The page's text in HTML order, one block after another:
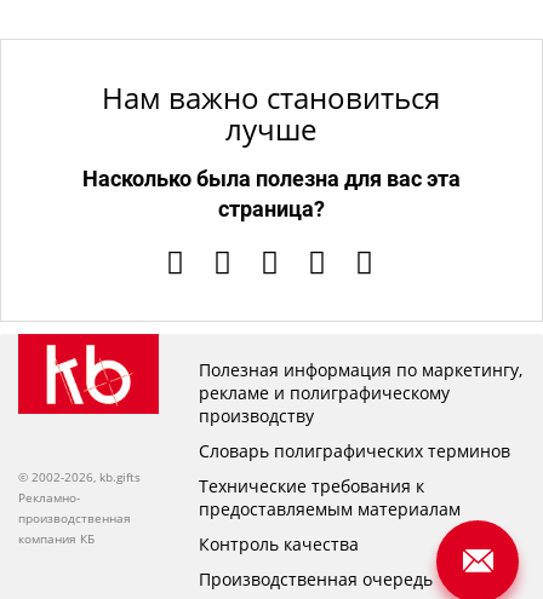
Нам важно становиться
лучше
Насколько была полезна для вас эта
страница?
© 2002-2026, kb.gifts
Рекламно-
производственная
компания КБ
Полезная информация по маркетингу,
рекламе и полиграфическому
производству
Словарь полиграфических терминов
Технические требования к
предоставляемым материалам
Контроль качества
Производственная очередь